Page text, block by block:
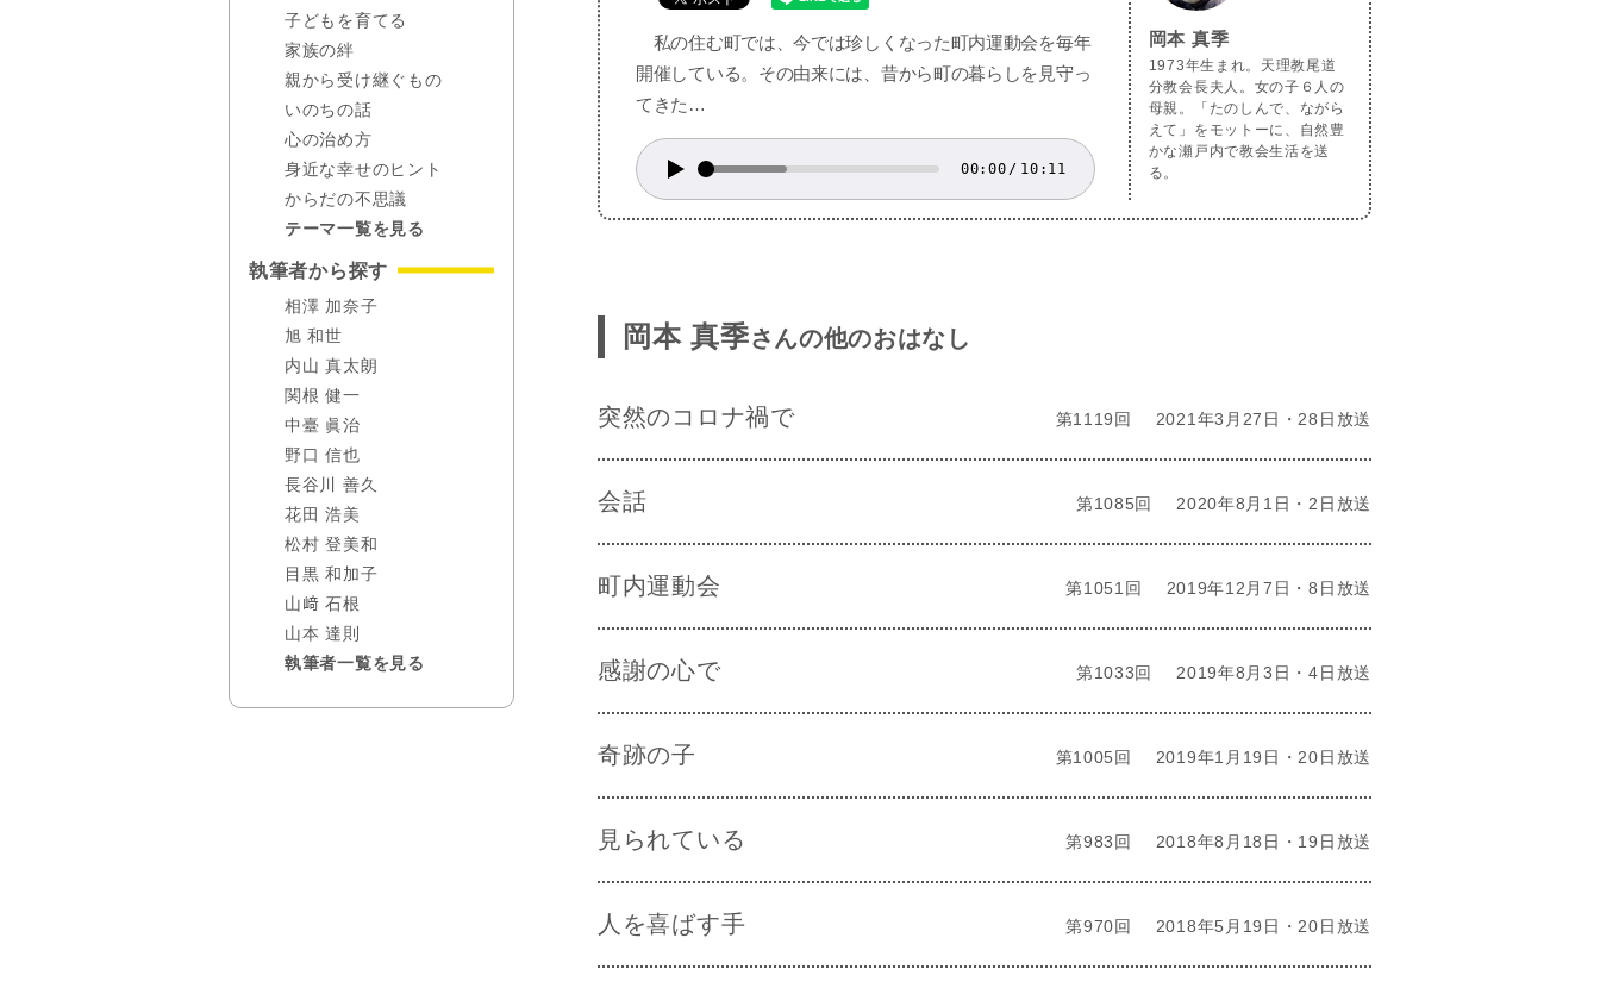
私の住む町では、今では珍しくなった町内運動会を毎年
開催している。その由来には、昔から町の暮らしを見守っ
てきた…
00:00 / 10:11
岡本 真季
1973年生まれ。天理教尾道
分教会長夫人。女の子６人の
母親。「たのしんで、ながら
えて」をモットーに、自然豊
かな瀬戸内で教会生活を送
る。
岡本 真季さんの他のおはなし
突然のコロナ禍で 第1119回 2021年3月27日・28日放送
会話 第1085回 2020年8月1日・2日放送
町内運動会 第1051回 2019年12月7日・8日放送
感謝の心で 第1033回 2019年8月3日・4日放送
奇跡の子 第1005回 2019年1月19日・20日放送
見られている 第983回 2018年8月18日・19日放送
人を喜ばす手 第970回 2018年5月19日・20日放送
子どもを育てる
家族の絆
親から受け継ぐもの
いのちの話
心の治め方
身近な幸せのヒント
からだの不思議
テーマ一覧を見る
執筆者から探す
相澤 加奈子
旭 和世
内山 真太朗
関根 健一
中臺 眞治
野口 信也
長谷川 善久
花田 浩美
松村 登美和
目黒 和加子
山﨑 石根
山本 達則
執筆者一覧を見る